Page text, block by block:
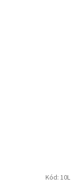
Kód: 10L